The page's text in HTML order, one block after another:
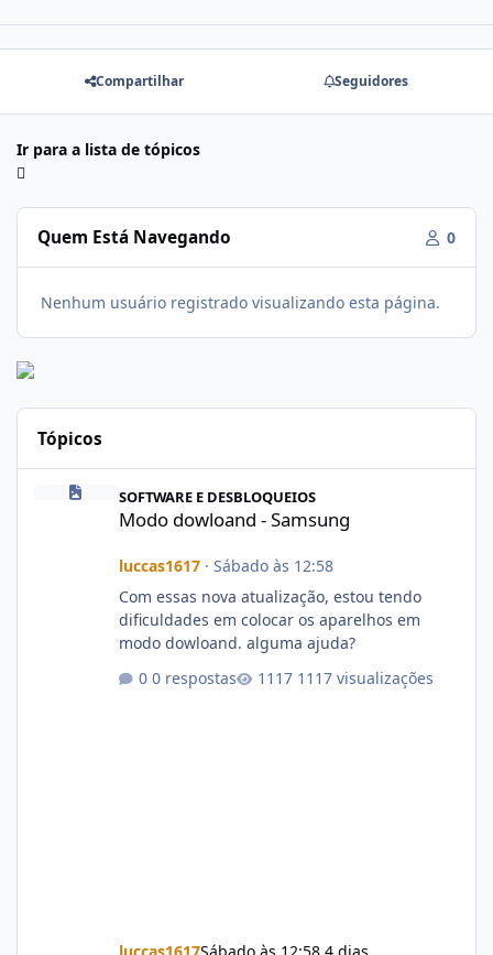
Compartilhar Seguidores
Ir para a lista de tópicos
Quem Está Navegando 0
Nenhum usuário registrado visualizando esta página.
Tópicos
Modo dowloand - Samsung
SOFTWARE E DESBLOQUEIOS
Modo dowloand - Samsung
luccas1617· Sábado às 12:58
Com essas nova atualização, estou tendo
dificuldades em colocar os aparelhos em
modo dowloand. alguma ajuda?
0 respostas
1117 visualizações
luccas1617Sábado às 12:58 4 dias